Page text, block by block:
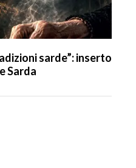
sarde”: inserto
Sarda